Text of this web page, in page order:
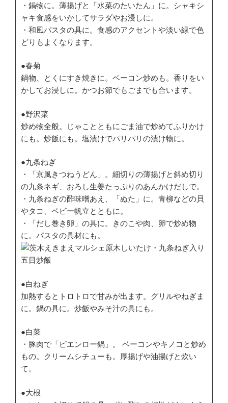
・鍋物に。薄揚げと「水菜のたいたん」に。シャキシ
ャキ食感をいかしてサラダやお浸しに。
・和風パスタの具に。食感のアクセントや淡い緑で色
どりもよくなります。
●春菊
鍋物、とくにすき焼きに。ベーコン炒めも。香りをい
かしてお浸しに。かつお節でもごまでも合います。
●野沢菜
炒め物全般。じゃことともにごま油で炒めてふりかけ
にも。炒飯にも。塩漬けでパリパリの漬け物に。
●九条ねぎ
・「京風きつねうどん」。細切りの薄揚げと斜め切り
の九条ネギ、おろし生姜たっぷりのあんかけだしで。
・九条ねぎの酢味噌あえ、「ぬた」に。青柳などの貝
やタコ、ベビー帆立とともに。
・「だし巻き卵」の具に。きのこや肉、卵で炒め物
に。パスタの具材にも。
●白ねぎ
加熱するとトロトロで甘みが出ます。グリルやねぎま
に。鍋の具に。炒飯やみそ汁の具にも。
●白菜
・豚肉で「ピエンロー鍋」。 ベーコンやキノコと炒め
もの。クリームシチューも。厚揚げや油揚げと炊い
て。
●大根